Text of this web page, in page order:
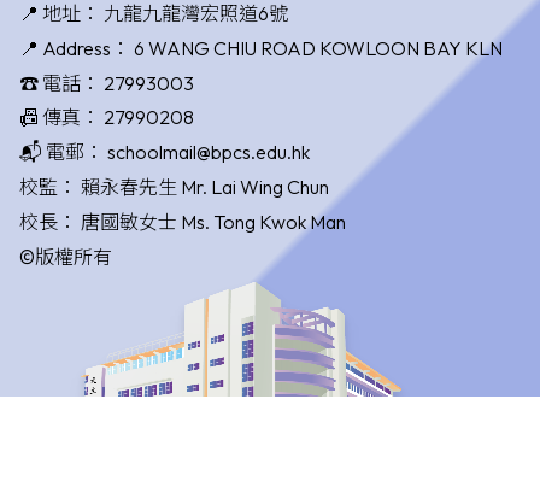
📍 地址： 九龍九龍灣宏照道6號
📍 Address： 6 WANG CHIU ROAD KOWLOON BAY KLN
☎️ 電話： 27993003
📠 傳真： 27990208
📬 電郵： schoolmail@bpcs.edu.hk
校監： 賴永春先生 Mr. Lai Wing Chun
校長： 唐國敏女士 Ms. Tong Kwok Man
©版權所有